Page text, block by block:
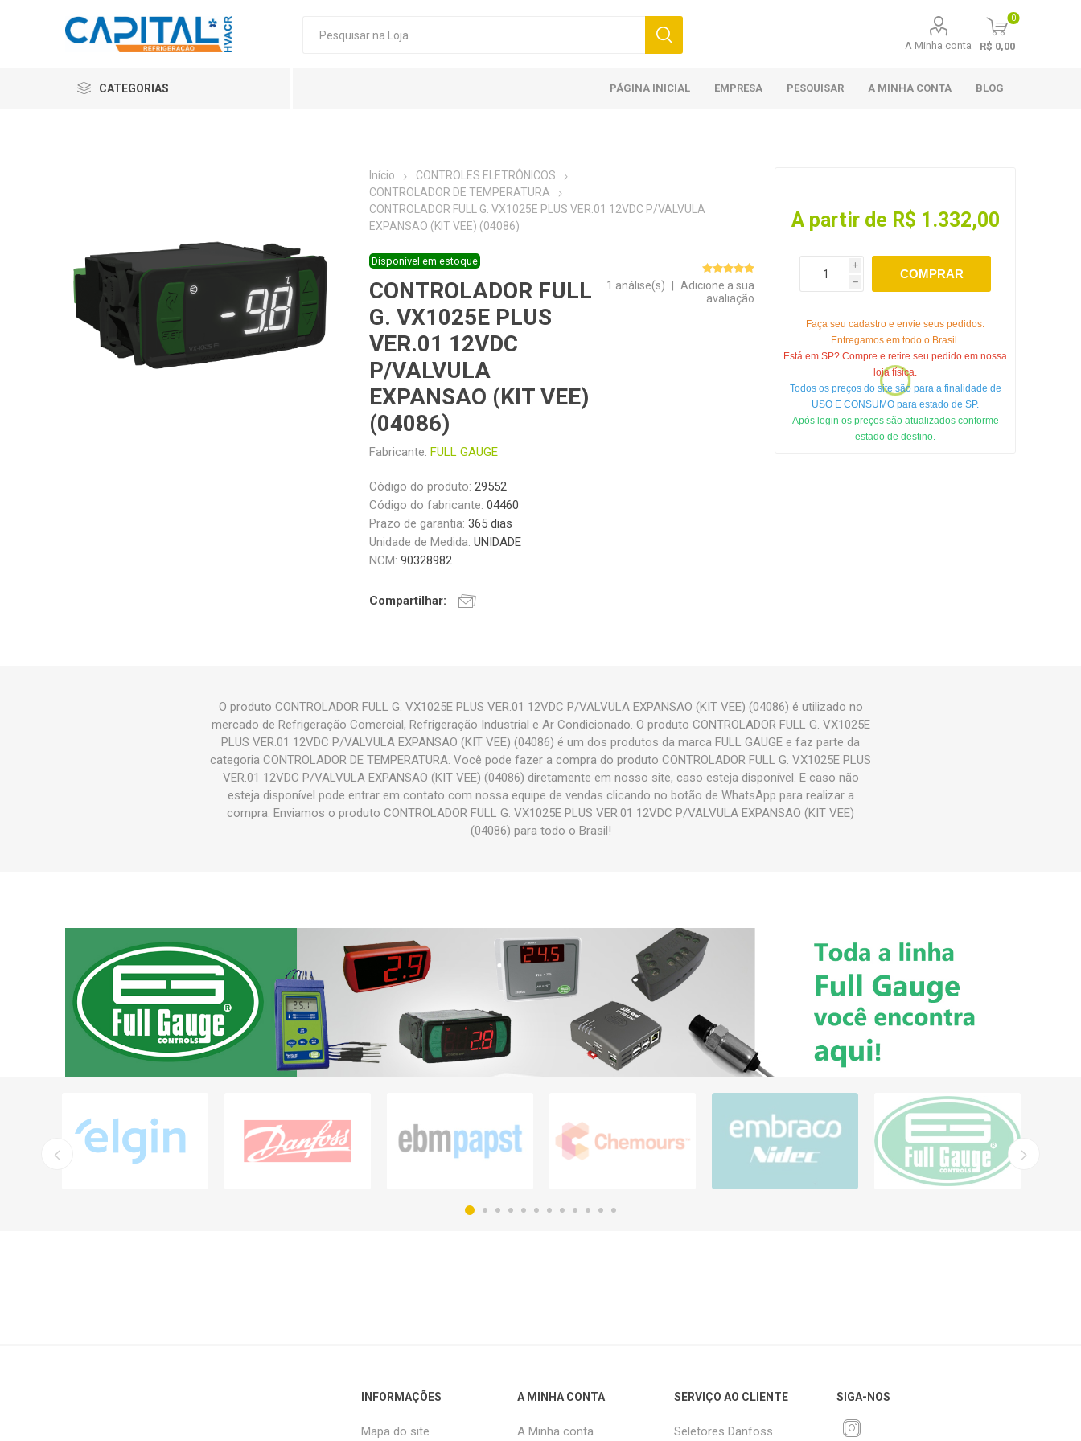
A Minha conta
0
R$ 0,00
CATEGORIAS PÁGINA INICIAL EMPRESA PESQUISAR A MINHA CONTA BLOG
Início
CONTROLES ELETRÔNICOS
CONTROLADOR DE TEMPERATURA
CONTROLADOR FULL G. VX1025E PLUS VER.01 12VDC P/VALVULA
EXPANSAO (KIT VEE) (04086)
Disponível em estoque
CONTROLADOR FULL
G. VX1025E PLUS
VER.01 12VDC
P/VALVULA
EXPANSAO (KIT VEE)
(04086)
Fabricante: FULL GAUGE
1 análise(s)
Adicione a sua
avaliação
Código do produto: 29552
Código do fabricante: 04460
Prazo de garantia:365 dias
Unidade de Medida:UNIDADE
NCM:90328982
Compartilhar:
A partir de R$ 1.332,00
i
h
COMPRAR
Faça seu cadastro e envie seus pedidos.
Entregamos em todo o Brasil.
Está em SP? Compre e retire seu pedido em nossa
loja física.
Todos os preços do site são para a finalidade de
USO E CONSUMO para estado de SP.
Após login os preços são atualizados conforme
estado de destino.
O produto CONTROLADOR FULL G. VX1025E PLUS VER.01 12VDC P/VALVULA EXPANSAO (KIT VEE) (04086) é utilizado no
mercado de Refrigeração Comercial, Refrigeração Industrial e Ar Condicionado. O produto CONTROLADOR FULL G. VX1025E
PLUS VER.01 12VDC P/VALVULA EXPANSAO (KIT VEE) (04086) é um dos produtos da marca FULL GAUGE e faz parte da
categoria CONTROLADOR DE TEMPERATURA. Você pode fazer a compra do produto CONTROLADOR FULL G. VX1025E PLUS
VER.01 12VDC P/VALVULA EXPANSAO (KIT VEE) (04086) diretamente em nosso site, caso esteja disponível. E caso não
esteja disponível pode entrar em contato com nossa equipe de vendas clicando no botão de WhatsApp para realizar a
compra. Enviamos o produto CONTROLADOR FULL G. VX1025E PLUS VER.01 12VDC P/VALVULA EXPANSAO (KIT VEE)
(04086) para todo o Brasil!
INFORMAÇÕES
Mapa do site
A MINHA CONTA
A Minha conta
SERVIÇO AO CLIENTE
Seletores Danfoss
SIGA-NOS